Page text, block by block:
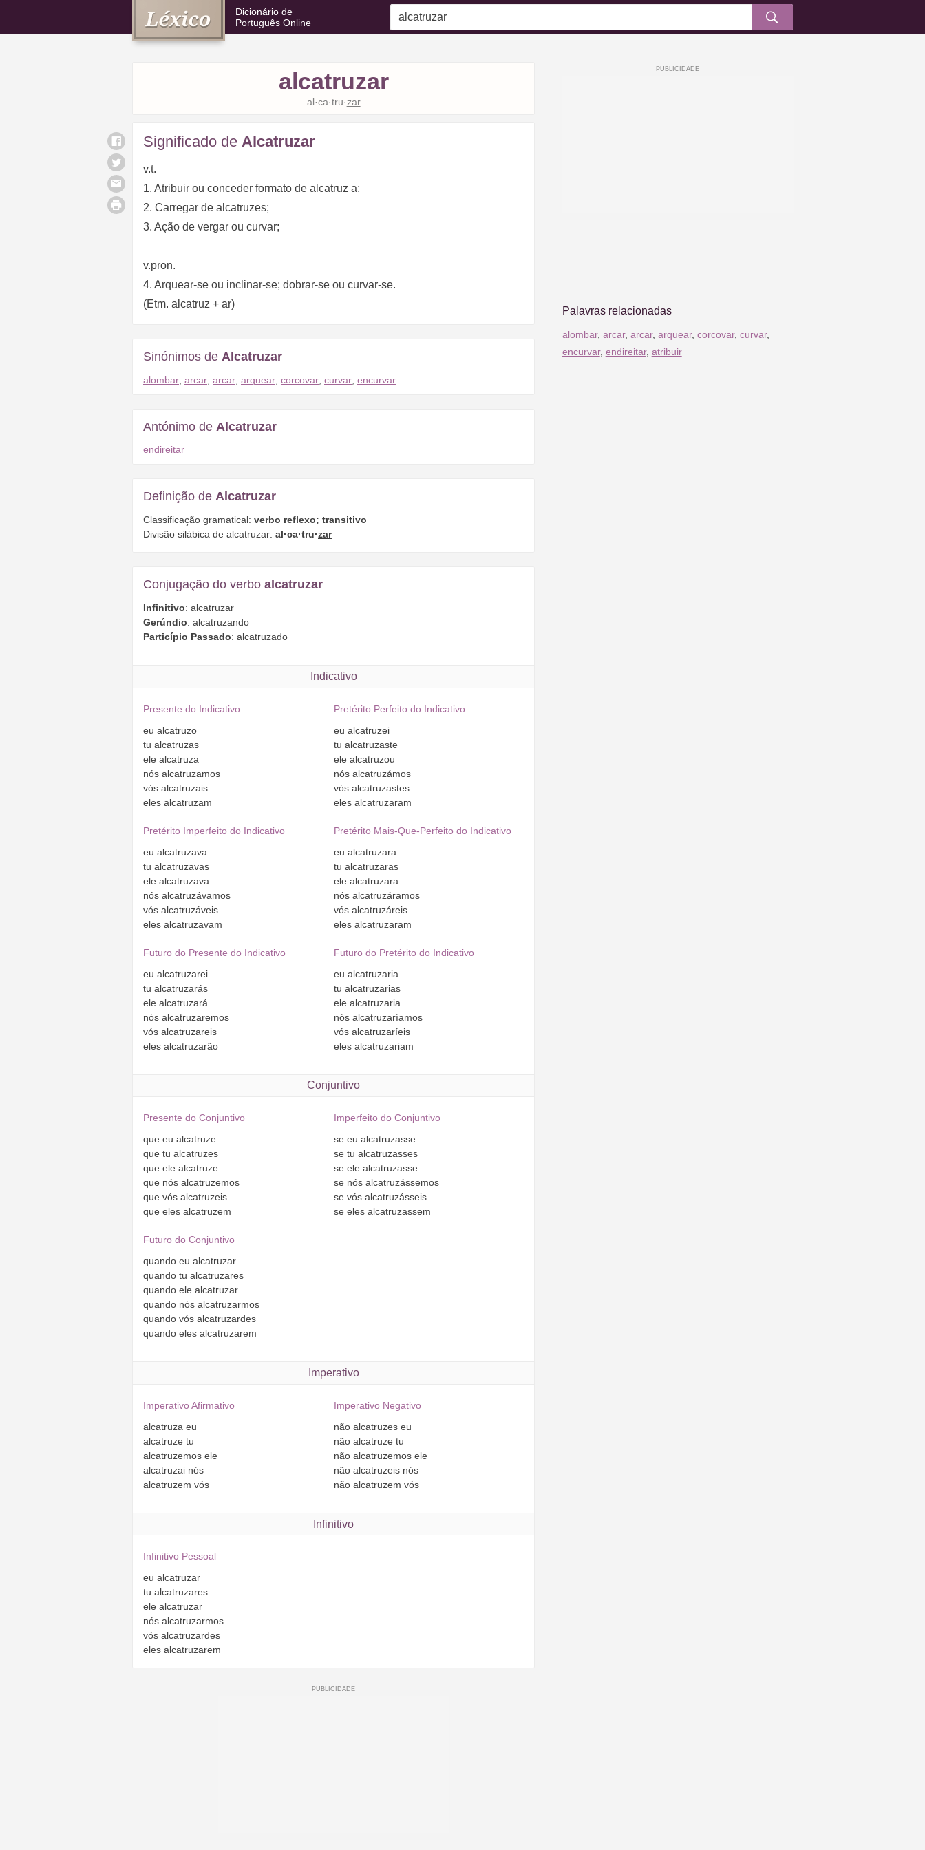
Dicionário de
Português Online
alcatruzar
al·ca·tru·zar
Significado de Alcatruzar
v.t.
1. Atribuir ou conceder formato de alcatruz a;
2. Carregar de alcatruzes;
3. Ação de vergar ou curvar;
v.pron.
4. Arquear-se ou inclinar-se; dobrar-se ou curvar-se.
(Etm. alcatruz + ar)
Sinónimos de Alcatruzar
alombar arcar arcar arquear corcovar curvar encurvar
Antónimo de Alcatruzar
endireitar
Definição de Alcatruzar
Classificação gramatical: verbo reflexo; transitivo
Divisão silábica de alcatruzar: al·ca·tru·zar
Conjugação do verbo alcatruzar
Infinitivo: alcatruzar
Gerúndio: alcatruzando
Particípio Passado: alcatruzado
Indicativo
Presente do Indicativo
eu alcatruzo
tu alcatruzas
ele alcatruza
nós alcatruzamos
vós alcatruzais
eles alcatruzam
Pretérito Perfeito do Indicativo
eu alcatruzei
tu alcatruzaste
ele alcatruzou
nósalcatruzámos
vósalcatruzastes
elesalcatruzaram
Pretérito Imperfeito do Indicativo
eu alcatruzava
tu alcatruzavas
ele alcatruzava
nós alcatruzávamos
vós alcatruzáveis
eles alcatruzavam
Pretérito Mais-Que-Perfeito do Indicativo
eu alcatruzara
tu alcatruzaras
ele alcatruzara
nósalcatruzáramos
vósalcatruzáreis
elesalcatruzaram
Futuro do Presente do Indicativo
eu alcatruzarei
tu alcatruzarás
ele alcatruzará
nós alcatruzaremos
vós alcatruzareis
eles alcatruzarão
Futuro do Pretérito do Indicativo
eu alcatruzaria
tu alcatruzarias
ele alcatruzaria
nósalcatruzaríamos
vósalcatruzaríeis
elesalcatruzariam
Conjuntivo
Presente do Conjuntivo
que eu alcatruze
que tu alcatruzes
que ele alcatruze
que nós alcatruzemos
que vós alcatruzeis
que eles alcatruzem
Imperfeito do Conjuntivo
se eu alcatruzasse
se tu alcatruzasses
se ele alcatruzasse
se nósalcatruzássemos
se vósalcatruzásseis
se elesalcatruzassem
Futuro do Conjuntivo
quando eu alcatruzar
quando tu alcatruzares
quando ele alcatruzar
quando nós alcatruzarmos
quando vós alcatruzardes
quando eles alcatruzarem
Imperativo
Imperativo Afirmativo
alcatruza eu
alcatruze tu
alcatruzemos ele
alcatruzai nós
alcatruzem vós
Imperativo Negativo
nãoalcatruzes eu
nãoalcatruze tu
nãoalcatruzemos ele
nãoalcatruzeis nós
nãoalcatruzem vós
Infinitivo
Infinitivo Pessoal
eu alcatruzar
tu alcatruzares
ele alcatruzar
nós alcatruzarmos
vós alcatruzardes
eles alcatruzarem
Palavras relacionadas
alombar, arcar, arcar, arquear, corcovar, curvar,
encurvar, endireitar, atribuir